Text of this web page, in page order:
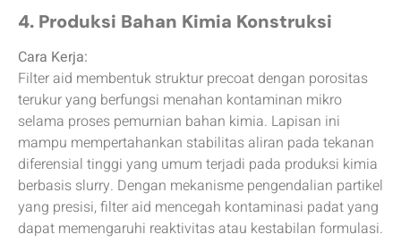
4. Produksi Bahan Kimia Konstruksi
Cara Kerja:
Filter aid membentuk struktur precoat dengan porositas
terukur yang berfungsi menahan kontaminan mikro
selama proses pemurnian bahan kimia. Lapisan ini
mampu mempertahankan stabilitas aliran pada tekanan
diferensial tinggi yang umum terjadi pada produksi kimia
berbasis slurry. Dengan mekanisme pengendalian partikel
yang presisi, filter aid mencegah kontaminasi padat yang
dapat memengaruhi reaktivitas atau kestabilan formulasi.